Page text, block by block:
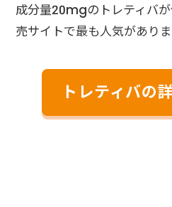
成分量20mgのトレティバ
売サイトで最も人気がありま
トレティバの